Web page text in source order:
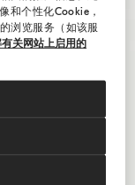
和个性化Cookie，
浏览服务（如该服
关网站上启用的